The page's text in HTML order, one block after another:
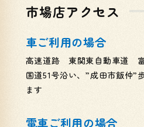
市場店アクセス
車ご利用の場合
高速道路 東関東自動車道 富
国道51号沿い、”成田市飯仲”
ます
電車ご利用の場合